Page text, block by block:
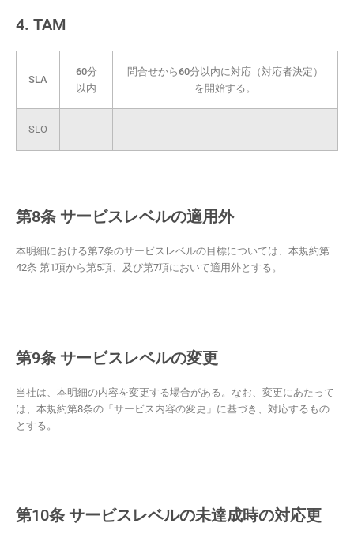
4. TAM
SLA
60分
以内
問合せから60分以内に対応（対応者決定）
を開始する。
SLO - -
第8条 サービスレベルの適用外
本明細における第7条のサービスレベルの目標については、本規約第
42条 第1項から第5項、及び第7項において適用外とする。
第9条 サービスレベルの変更
当社は、本明細の内容を変更する場合がある。なお、変更にあたって
は、本規約第8条の「サービス内容の変更」に基づき、対応するもの
とする。
第10条 サービスレベルの未達成時の対応更